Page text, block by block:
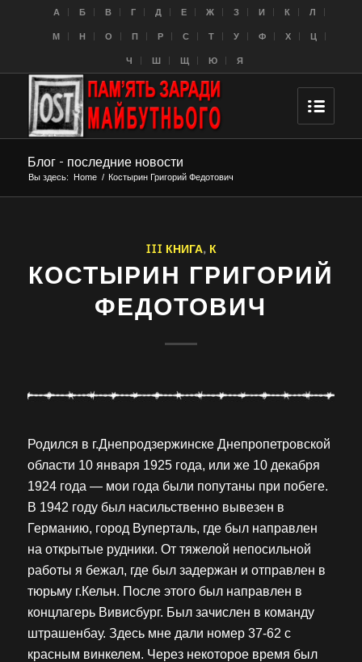
A Б В Г Д Е Ж З И К Л
M Н О П Р С Т У Ф Х Ц
Ч Ш Щ Ю Я
Блог - последние новости
Вы здесь: Home / Костырин Григорий Федотович
III КНИГА, К
КОСТЫРИН ГРИГОРИЙ
ФЕДОТОВИЧ
Родился в г.Днепродзержинске Днепропетровской
области 10 января 1925 года, или же 10 декабря
1924 года — мои года были попутаны при побеге.
В 1942 году был насильственно вывезен в
Германию, город Вуперталь, где был направлен
на открытые рудники. От тяжелой непосильной
работы я бежал, где был задержан и отправлен в
тюрьму г.Кельн. После этого был направлен в
концлагерь Вивисбург. Был зачислен в команду
штрашенбау. Здесь мне дали номер 37-62 с
красным винкелем. Через некоторое время был